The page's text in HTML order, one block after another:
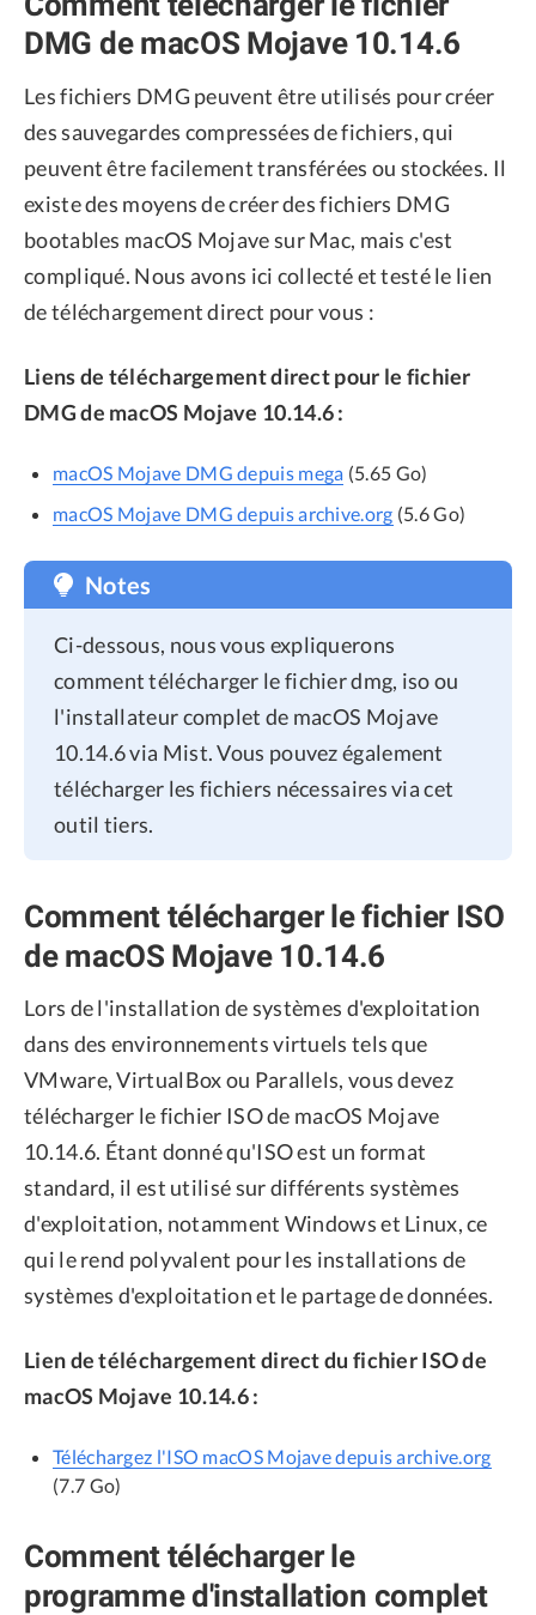
DMG de macOS Mojave 10.14.6
Les fichiers DMG peuvent être utilisés pour créer
des sauvegardes compressées de fichiers, qui
peuvent être facilement transférées ou stockées. Il
existe des moyens de créer des fichiers DMG
bootables macOS Mojave sur Mac, mais c'est
compliqué. Nous avons ici collecté et testé le lien
de téléchargement direct pour vous :
Liens de téléchargement direct pour le fichier
DMG de macOS Mojave 10.14.6 :
macOS Mojave DMG depuis mega (5.65 Go)
macOS Mojave DMG depuis archive.org (5.6 Go)
Notes
Ci-dessous, nous vous expliquerons
comment télécharger le fichier dmg, iso ou
l'installateur complet de macOS Mojave
10.14.6 via Mist. Vous pouvez également
télécharger les fichiers nécessaires via cet
outil tiers.
Comment télécharger le fichier ISO
de macOS Mojave 10.14.6
Lors de l'installation de systèmes d'exploitation
dans des environnements virtuels tels que
VMware, VirtualBox ou Parallels, vous devez
télécharger le fichier ISO de macOS Mojave
10.14.6. Étant donné qu'ISO est un format
standard, il est utilisé sur différents systèmes
d'exploitation, notamment Windows et Linux, ce
qui le rend polyvalent pour les installations de
systèmes d'exploitation et le partage de données.
Lien de téléchargement direct du fichier ISO de
macOS Mojave 10.14.6 :
Téléchargez l'ISO macOS Mojave depuis archive.org
(7.7 Go)
Comment télécharger le
programme d'installation complet